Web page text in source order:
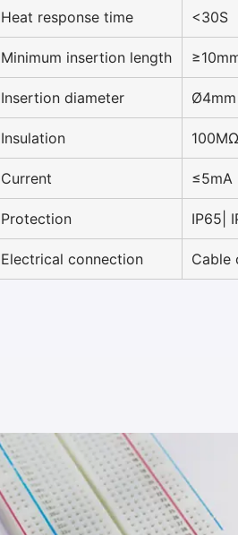
Heat response time <30S
Minimum insertion length
Insertion diameter
Insulation
Current ≤5mA
Protection IP65|
Electrical connection Cable